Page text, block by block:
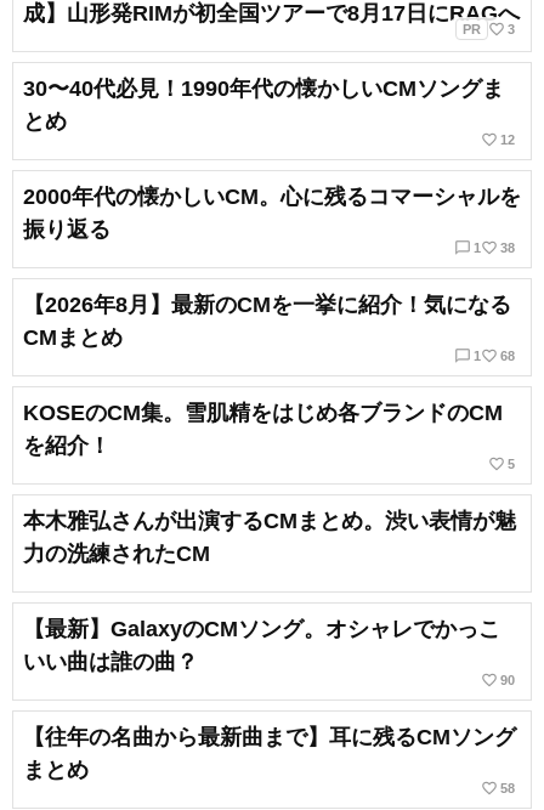
成】山形発RIMが初全国ツアーで8月17日にRAGへ
PR favorite_border 3
30〜40代必見！1990年代の懐かしいCMソングま
とめ
favorite_border 12
2000年代の懐かしいCM。心に残るコマーシャルを
振り返る
chat_bubble_outline 1 favorite_border 38
【2026年8月】最新のCMを一挙に紹介！気になる
CMまとめ
chat_bubble_outline 1 favorite_border 68
KOSEのCM集。雪肌精をはじめ各ブランドのCM
を紹介！
favorite_border 5
本木雅弘さんが出演するCMまとめ。渋い表情が魅
力の洗練されたCM
【最新】GalaxyのCMソング。オシャレでかっこ
いい曲は誰の曲？
favorite_border 90
【往年の名曲から最新曲まで】耳に残るCMソング
まとめ
favorite_border 58